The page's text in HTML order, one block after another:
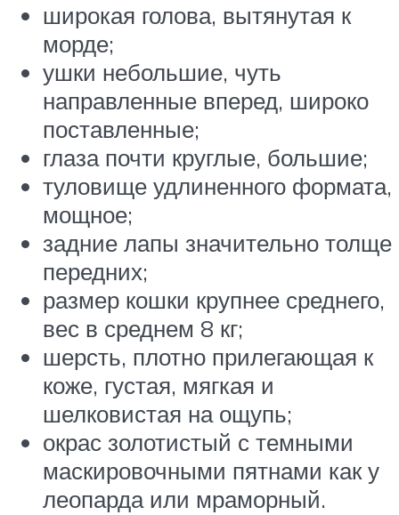
широкая голова, вытянутая к
морде;
ушки небольшие, чуть
направленные вперед, широко
поставленные;
глаза почти круглые, большие;
туловище удлиненного формата,
мощное;
задние лапы значительно толще
передних;
размер кошки крупнее среднего,
вес в среднем 8 кг;
шерсть, плотно прилегающая к
коже, густая, мягкая и
шелковистая на ощупь;
окрас золотистый с темными
маскировочными пятнами как у
леопарда или мраморный.